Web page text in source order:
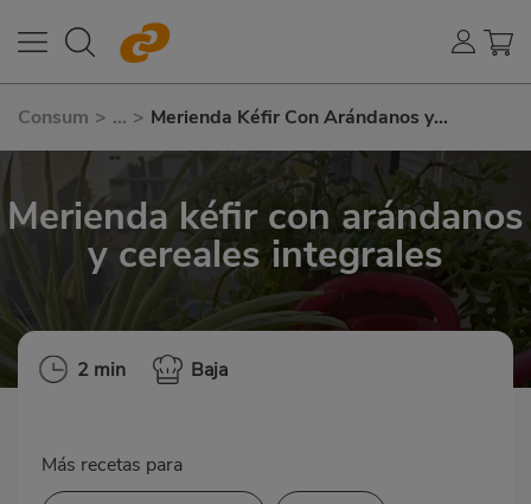
Consum > ... > Merienda Kéfir Con Arándanos y
Cereales Integrales
Merienda kéfir con arándanos
y cereales integrales
2 min Baja
Más recetas para